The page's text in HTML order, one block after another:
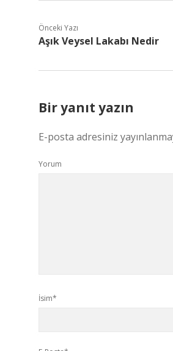
Önceki Yazı
Aşık Veysel Lakabı Nedir
Bir yanıt yazın
E-posta adresiniz
Yorum
İsim*